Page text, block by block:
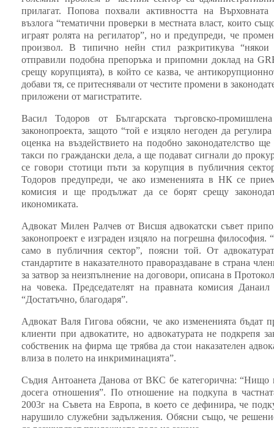
прилагат. Попова похвали активността на Върховната
възлога “тематични проверки в местната власт, които
играят ролята на регилатор”, но и предупреди, че
произвол. В типично нейн стил разкритикува “някои
отправили подобна препоръка и припомни доклад на
срещу корупцията), в който се казва, че
добави тя, се притеснявали от честите промени в
приложени от магистратите.
Васил Тодоров от Българската търговско-
законопроекта, защото “той е изцяло негоден да
оценка на въздействието на подобно законодателство
такси по граждански дела, а ще подават сигнали до
се говори стотици пъти за корупция в публичния
Тодоров предупреди, че ако измененията в НК се
комисия и ще продължат да се борят срещу
икономиката.
Адвокат Милен Ралчев от Висшя адвокатски съвет
законопроект е изграден изцяло на погрешна
само в публичния сектор”, поясни той. От
стандартите в наказателното правораздаване в страна
за затвор за неизпълнение на договори, описана в
на човека. Председателят на правната комисия
“Достатъчно, благодаря”.
Адвокат Валя Гигова обясни, че ако измененията бъдат
клиенти при адвокатите, но адвокатурата не подкрепя
собственик на фирма ще трябва да стои наказателен
влиза в полето на инкриминацията”.
Съдия Антоанета Данова от ВКС бе категорична: “Нищо
досега отношения”. По отношение на подкупа в
2003г на Съвета на Европа, в което се дефинира, че
нарушило служебни задължения. Обясни също, че